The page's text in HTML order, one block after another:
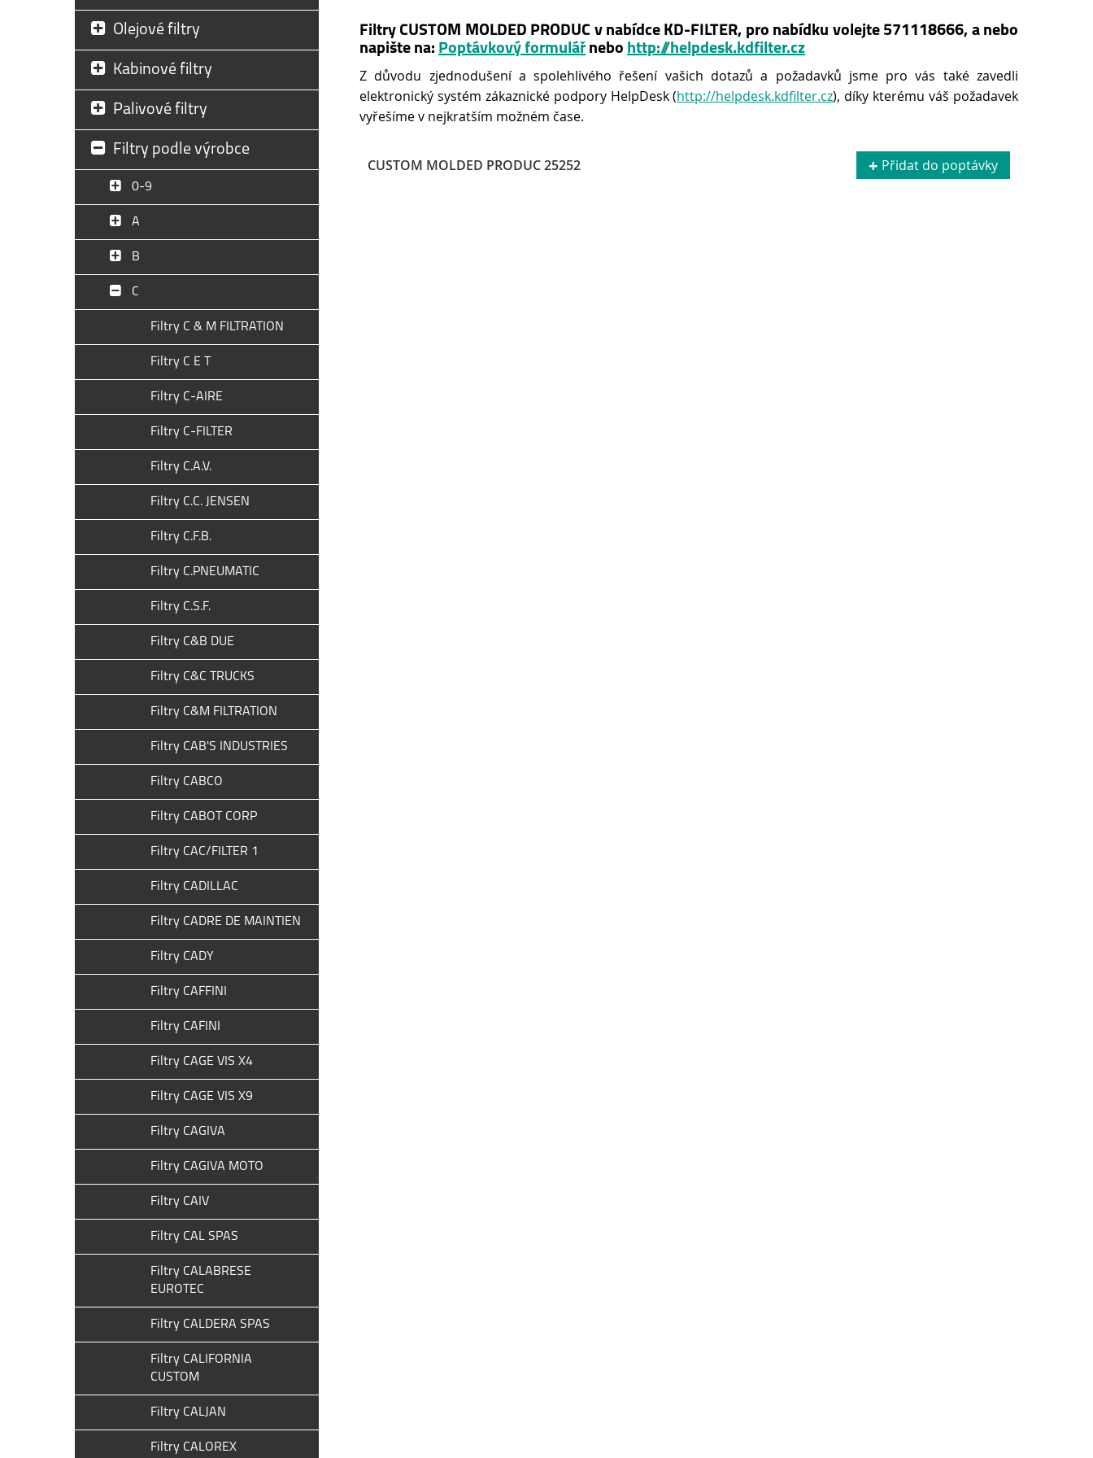
Olejové filtry
Kabinové filtry
Palivové filtry
Filtry podle výrobce
0-9
A
B
C
Filtry C & M FILTRATION
Filtry C E T
Filtry C-AIRE
Filtry C-FILTER
Filtry C.A.V.
Filtry C.C. JENSEN
Filtry C.F.B.
Filtry C.PNEUMATIC
Filtry C.S.F.
Filtry C&B DUE
Filtry C&C TRUCKS
Filtry C&M FILTRATION
Filtry CAB'S INDUSTRIES
Filtry CABCO
Filtry CABOT CORP
Filtry CAC/FILTER 1
Filtry CADILLAC
Filtry CADRE DE MAINTIEN
Filtry CADY
Filtry CAFFINI
Filtry CAFINI
Filtry CAGE VIS X4
Filtry CAGE VIS X9
Filtry CAGIVA
Filtry CAGIVA MOTO
Filtry CAIV
Filtry CAL SPAS
Filtry CALABRESE
EUROTEC
Filtry CALDERA SPAS
Filtry CALIFORNIA
CUSTOM
Filtry CALJAN
Filtry CALOREX
Filtry CUSTOM MOLDED PRODUC v nabídce KD-FILTER, pro nabídku volejte 571118666, a nebo
napište na: Poptávkový formulář nebo http://helpdesk.kdfilter.cz
Z důvodu zjednodušení a spolehlivého řešení vašich dotazů a požadavků jsme pro vás také zavedli
elektronický systém zákaznické podpory HelpDesk (http://helpdesk.kdfilter.cz), díky kterému váš požadavek
vyřešíme v nejkratším možném čase.
CUSTOM MOLDED PRODUC 25252 Přidat do poptávky